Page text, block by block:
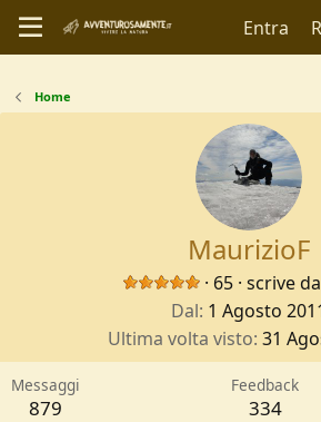
Entra
Home
MaurizioF
· 65 · scrive da
Dal 1 Agosto
Ultima volta visto 31
Messaggi
879
Feedback
334